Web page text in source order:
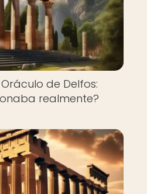
de Delfos:
realmente?